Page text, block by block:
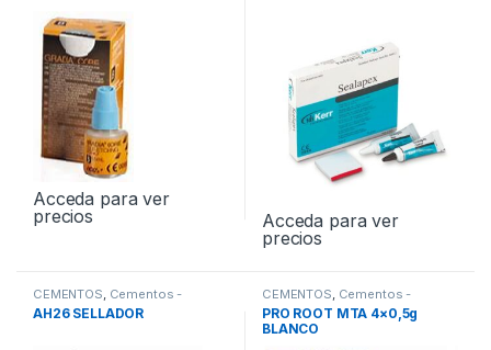
Acceda para ver
precios
Acceda para ver
precios
CEMENTOS Cementos -
Endodoncia
AH26 SELLADOR
CEMENTOS Cementos -
Endodoncia
PRO ROOT MTA 4×0,5g
BLANCO